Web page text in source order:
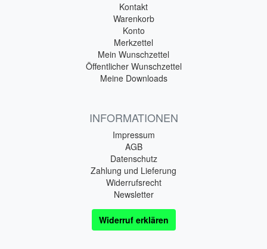
Kontakt
Warenkorb
Konto
Merkzettel
Mein Wunschzettel
Öffentlicher Wunschzettel
Meine Downloads
INFORMATIONEN
Impressum
AGB
Datenschutz
Zahlung und Lieferung
Widerrufsrecht
Newsletter
Widerruf erklären